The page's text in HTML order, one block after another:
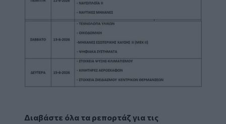
Διαβάστε όλα τα ρεπορτάζ για τις